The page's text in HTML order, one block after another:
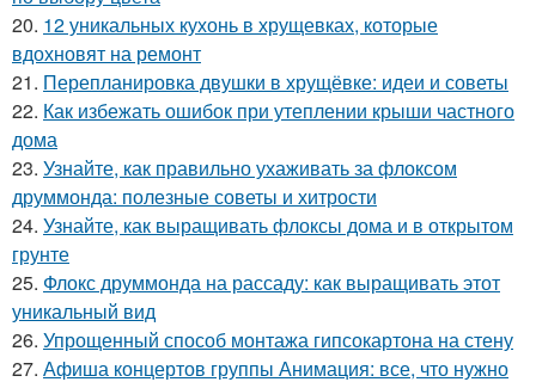
20. 12 уникальных кухонь в хрущевках, которые
вдохновят на ремонт
21. Перепланировка двушки в хрущёвке: идеи и советы
22. Как избежать ошибок при утеплении крыши частного
дома
23. Узнайте, как правильно ухаживать за флоксом
друммонда: полезные советы и хитрости
24. Узнайте, как выращивать флоксы дома и в открытом
грунте
25. Флокс друммонда на рассаду: как выращивать этот
уникальный вид
26. Упрощенный способ монтажа гипсокартона на стену
27. Афиша концертов группы Анимация: все, что нужно